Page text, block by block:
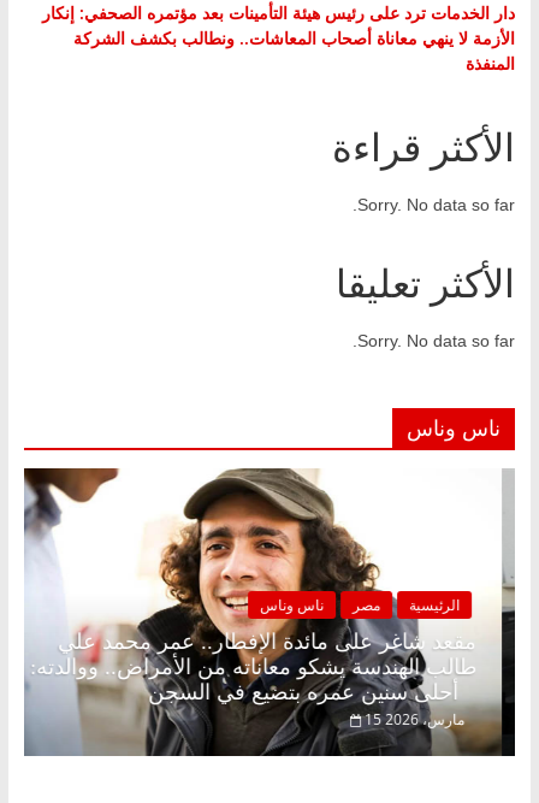
دار الخدمات ترد على رئيس هيئة التأمينات بعد مؤتمره الصحفي: إنكار
الأزمة لا ينهي معاناة أصحاب المعاشات.. ونطالب بكشف الشركة
المنفذة
الأكثر قراءة
Sorry. No data so far.
الأكثر تعليقا
Sorry. No data so far.
ناس وناس
الرئيسية
مقعد شاغر على مائدة
طالب الهندسة يشكو
أحلى سنين عمره بتضيع في السجن
15 مارس، 2026
وبلكونة بلا زينة رمضان.. د.
اقتصادي في انتظار حلم